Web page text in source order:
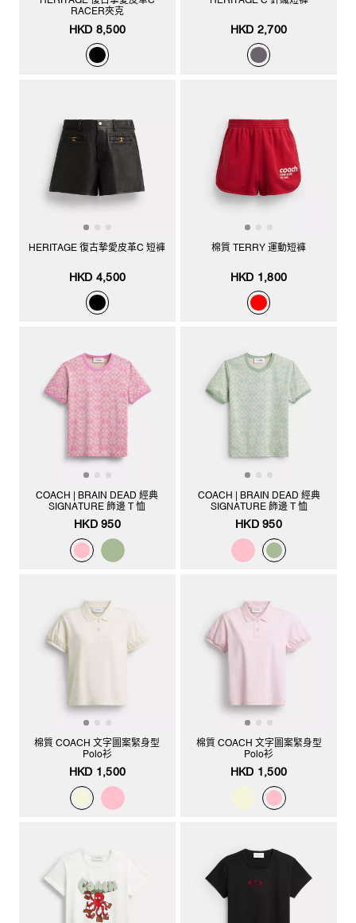
RACER夾克
HKD 8,500 HKD 2,700
HERITAGE 復古摯愛皮革C 短褲
HKD 4,500
棉質 TERRY 運動短褲
HKD 1,800
COACH | BRAIN DEAD 經典
SIGNATURE 飾邊 T 恤
HKD 950
COACH | BRAIN DEAD 經典
SIGNATURE 飾邊 T 恤
HKD 950
棉質 COACH 文字圖案緊身型
Polo衫
HKD 1,500
棉質 COACH 文字圖案緊身型
Polo衫
HKD 1,500